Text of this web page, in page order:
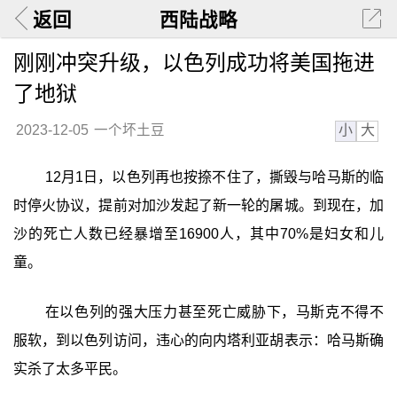
返回 西陆战略
刚刚冲突升级，以色列成功将美国拖进
了地狱
2023-12-05 一个坏土豆 小 大
12月1日，以色列再也按捺不住了，撕毁与哈马斯的临
时停火协议，提前对加沙发起了新一轮的屠城。到现在，加
沙的死亡人数已经暴增至16900人，其中70%是妇女和儿
童。
在以色列的强大压力甚至死亡威胁下，马斯克不得不
服软，到以色列访问，违心的向内塔利亚胡表示：哈马斯确
实杀了太多平民。